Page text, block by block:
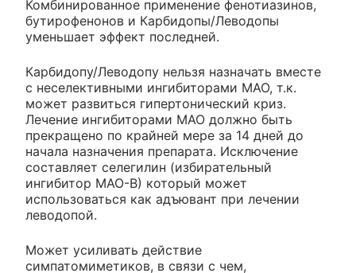
Комбинированное применение фенотиазинов,
бутирофенонов и Карбидопы/Леводопы
уменьшает эффект последней.
Карбидопу/Леводопу нельзя назначать вместе
с неселективными ингибиторами МАО, т.к.
может развиться гипертонический криз.
Лечение ингибиторами МАО должно быть
прекращено по крайней мере за 14 дней до
начала назначения препарата. Исключение
составляет селегилин (избирательный
ингибитор МАО-В) который может
использоваться как адъювант при лечении
леводопой.
Может усиливать действие
симпатомиметиков, в связи с чем,